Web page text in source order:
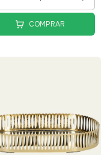
COMPRAR